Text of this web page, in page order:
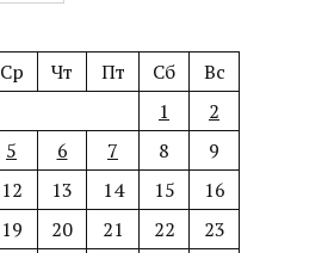
Ср Чт Пт Сб
Вс
1
2
5 6 7 8
9
12 13 14 15
16
19 20 21 22
23